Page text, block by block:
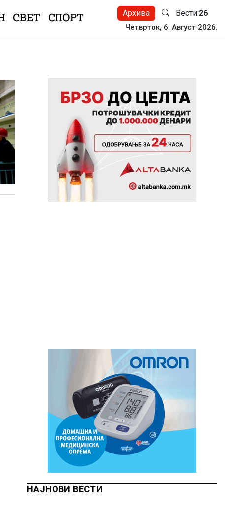
СВЕТ СПОРТ Архива Вести:26
Четврток, 6. Август 2026.
НАЈНОВИ ВЕСТИ